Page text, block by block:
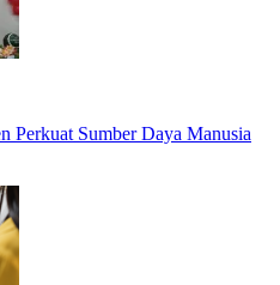
Perkuat Sumber Daya Manusia